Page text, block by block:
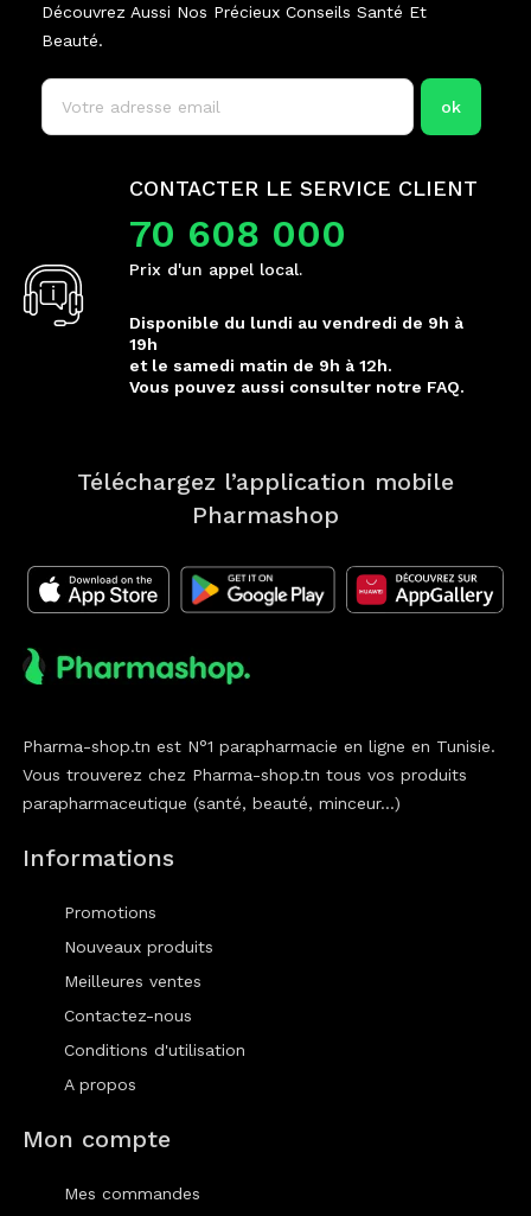
Découvrez Aussi Nos Précieux Conseils Santé Et
Beauté.
CONTACTER LE SERVICE CLIENT
70 608 000
Prix d'un appel local.
Disponible du lundi au vendredi de 9h à
19h
et le samedi matin de 9h à 12h.
Vous pouvez aussi consulter notre FAQ.
Téléchargez l’application mobile
Pharmashop
Pharma-shop.tn est N°1 parapharmacie en ligne en Tunisie.
Vous trouverez chez Pharma-shop.tn tous vos produits
parapharmaceutique (santé, beauté, minceur...)
Informations
Promotions
Nouveaux produits
Meilleures ventes
Contactez-nous
Conditions d'utilisation
A propos
Mon compte
Mes commandes